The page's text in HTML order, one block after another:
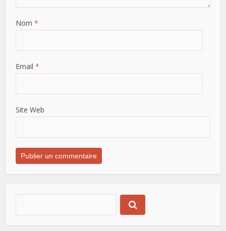
Nom *
Email *
Site Web